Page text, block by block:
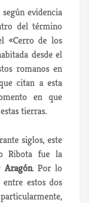
evidencia
del término
«Cerro de los
desde el
romanos en
citan a esta
en que
tierras.
siglos, este
Ribota fue la
Aragón. Por lo
estos dos